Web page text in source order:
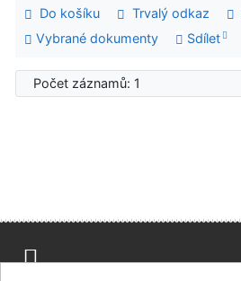
Do košíku Trvalý odkaz
Vybrané dokumenty
Sdílet
Počet záznamů: 1